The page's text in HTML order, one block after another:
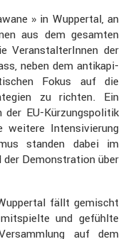
» in Wuppertal, an
aus dem gesamten
Veran­stal­te­rInnen der
neben dem antika­pi­
Fokus auf die
zu richten. Ein
EU-Kürzungs­po­litik
weitere Inten­si­vie­rung
standen dabei im
der Demons­tra­tion über
fällt gemischt
und gefühlte
auf dem